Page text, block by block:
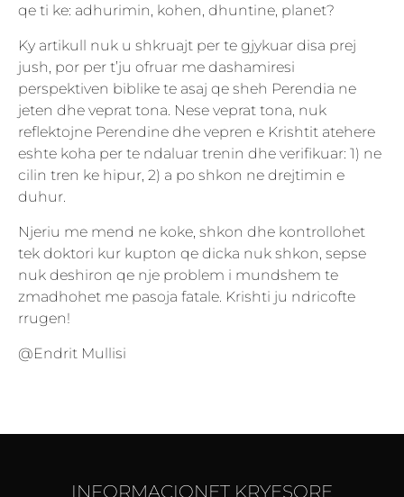
qe ti ke: adhurimin, kohen, dhuntine, planet?
Ky artikull nuk u shkruajt per te gjykuar disa prej
jush, por per t’ju ofruar me dashamiresi
perspektiven biblike te asaj qe sheh Perendia ne
jeten dhe veprat tona. Nese veprat tona, nuk
reflektojne Perendine dhe vepren e Krishtit atehere
eshte koha per te ndaluar trenin dhe verifikuar: 1) ne
cilin tren ke hipur, 2) a po shkon ne drejtimin e
duhur.
Njeriu me mend ne koke, shkon dhe kontrollohet
tek doktori kur kupton qe dicka nuk shkon, sepse
nuk deshiron qe nje problem i mundshem te
zmadhohet me pasoja fatale. Krishti ju ndricofte
rrugen!
@Endrit Mullisi
INFORMACIONET KRYESORE